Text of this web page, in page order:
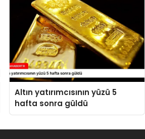
Altın yatırımcısının yüzü 5
hafta sonra güldü